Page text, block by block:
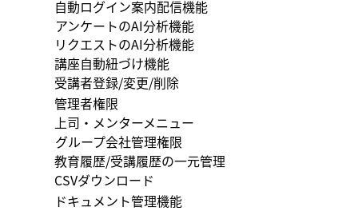
自動ログイン案内配信機能
アンケートのAI分析機能
リクエストのAI分析機能
講座自動紐づけ機能
受講者登録/変更/削除
管理者権限
上司・メンターメニュー
グループ会社管理権限
教育履歴/受講履歴の一元管理
CSVダウンロード
ドキュメント管理機能